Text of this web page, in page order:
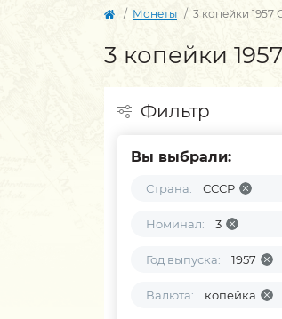
Монеты 3 копейки 1957
3 копейки
Фильтр
Вы выбрали:
Страна: СССР
Номинал: 3
Год выпуска: 1957
Валюта: копейка